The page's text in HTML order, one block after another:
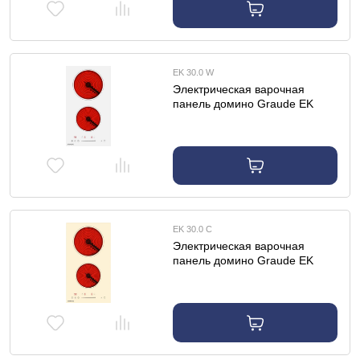
EK 30.0 W
Электрическая варочная
панель домино Graude EK
EK 30.0 C
Электрическая варочная
панель домино Graude EK